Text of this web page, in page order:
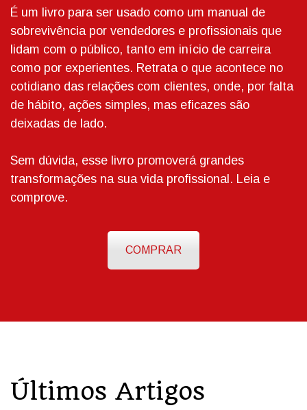
É um livro para ser usado como um manual de
sobrevivência por vendedores e profissionais que
lidam com o público, tanto em início de carreira
como por experientes. Retrata o que acontece no
cotidiano das relações com clientes, onde, por falta
de hábito, ações simples, mas eficazes são
deixadas de lado.
Sem dúvida, esse livro promoverá grandes
transformações na sua vida profissional. Leia e
comprove.
COMPRAR
Últimos Artigos